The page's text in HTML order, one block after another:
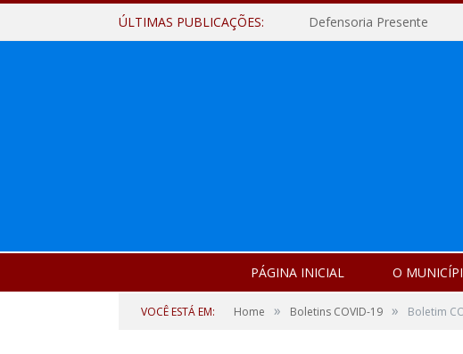
ÚLTIMAS PUBLICAÇÕES: Defensoria Presente
PÁGINA INICIAL O
VOCÊ ESTÁ EM: Home » Boletins COVID-19 » Boletim